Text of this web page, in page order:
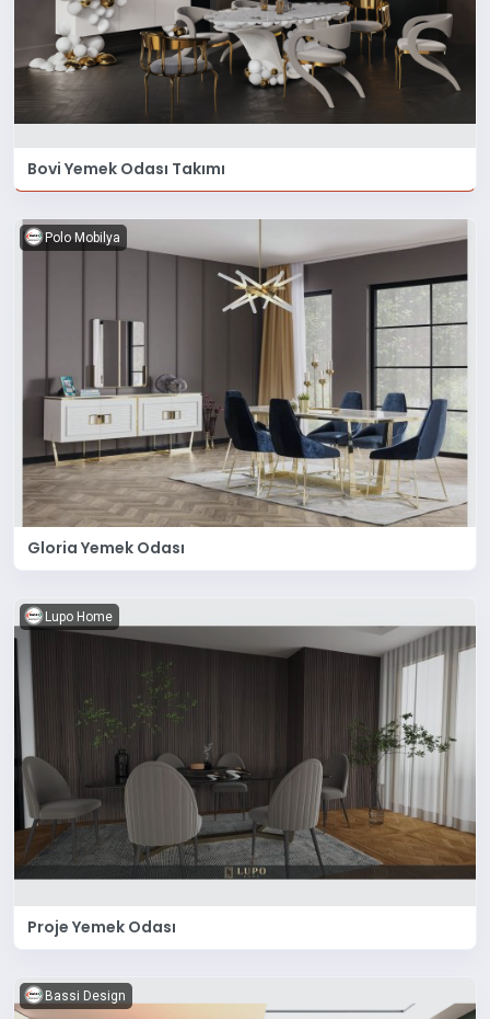
Bovi Yemek Odası Takımı
Polo Mobilya
Gloria Yemek Odası
Lupo Home
Proje Yemek Odası
Bassi Design